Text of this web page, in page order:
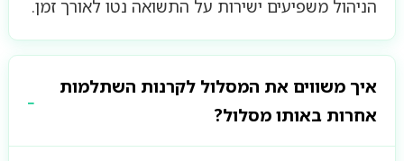
הניהול משפיעים ישירות על התשואה נטו לאורך זמן.
איך משווים את המסלול לקרנות השתלמות
אחרות באותו מסלול?